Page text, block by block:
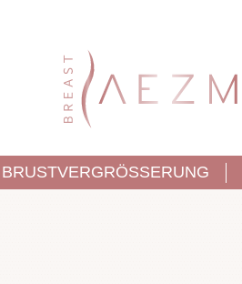
BRUSTVERGRÖSSERUNG